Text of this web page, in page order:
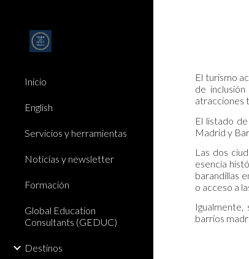
Inicio
English
Servicios y herramientas
Noticias y newsletter
Formación
Global Education
Consultants (GEDUC)
Destinos
El turismo
de
atracciones
El listado
Madrid y
Las dos
esencia
barandillas
o acceso a
Igualmente,
barrios